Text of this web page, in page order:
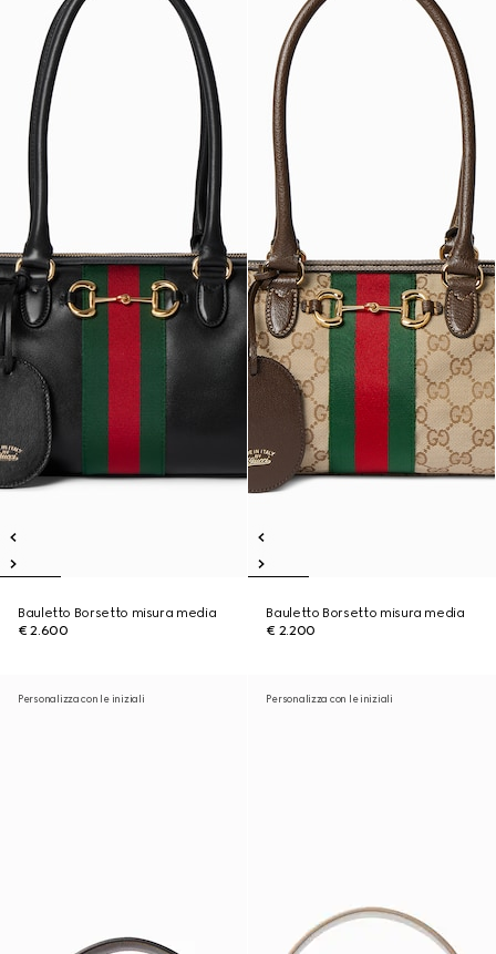
Bauletto Borsetto misura media
€ 2.600
Bauletto Borsetto misura media
€ 2.200
Personalizza con le iniziali Personalizza con le iniziali